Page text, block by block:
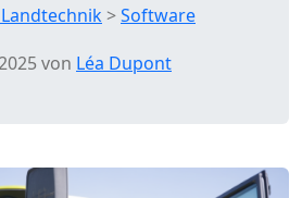
>Software
von Léa Dupont